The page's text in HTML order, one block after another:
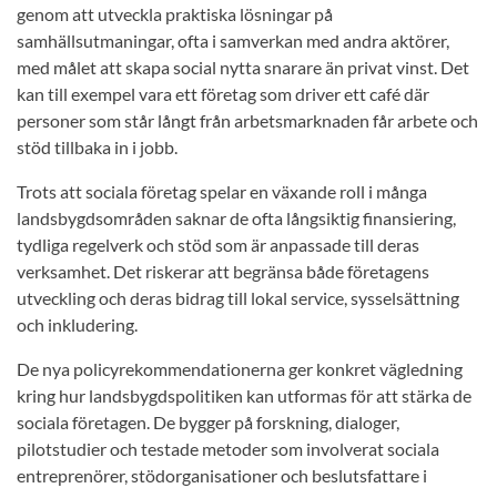
genom att utveckla praktiska lösningar på
samhällsutmaningar, ofta i samverkan med andra aktörer,
med målet att skapa social nytta snarare än privat vinst. Det
kan till exempel vara ett företag som driver ett café där
personer som står långt från arbetsmarknaden får arbete och
stöd tillbaka in i jobb.
Trots att sociala företag spelar en växande roll i många
landsbygdsområden saknar de ofta långsiktig finansiering,
tydliga regelverk och stöd som är anpassade till deras
verksamhet. Det riskerar att begränsa både företagens
utveckling och deras bidrag till lokal service, sysselsättning
och inkludering.
De nya policyrekommendationerna ger konkret vägledning
kring hur landsbygdspolitiken kan utformas för att stärka de
sociala företagen. De bygger på forskning, dialoger,
pilotstudier och testade metoder som involverat sociala
entreprenörer, stödorganisationer och beslutsfattare i